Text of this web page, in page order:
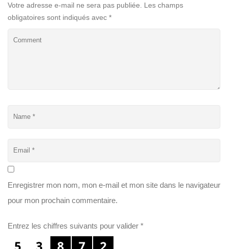
Votre adresse e-mail ne sera pas publiée.
Les champs
obligatoires sont indiqués avec *
Enregistrer mon nom, mon e-mail et mon site dans le navigateur
pour mon prochain commentaire.
Entrez les chiffres suivants pour valider *